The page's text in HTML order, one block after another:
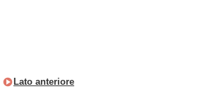
Lato anteriore